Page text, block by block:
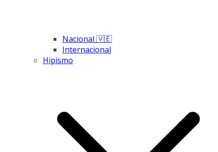
Nacional 🇻🇪
Internacional
Hipismo